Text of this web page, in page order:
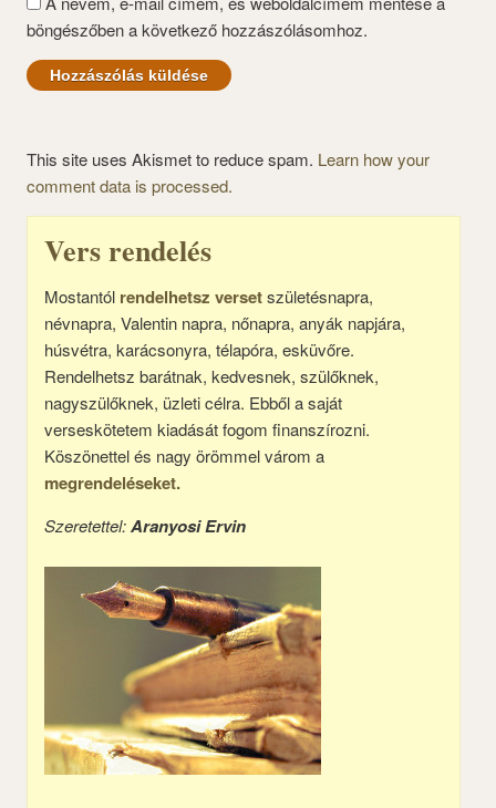
böngészőben a következő hozzászólásomhoz.
This site uses Akismet to reduce spam. Learn how your
comment data is processed.
Vers rendelés
Mostantól rendelhetsz versetszületésnapra,
névnapra, Valentin napra, nőnapra, anyák napjára,
húsvétra, karácsonyra, télapóra, esküvőre.
Rendelhetsz barátnak, kedvesnek, szülőknek,
nagyszülőknek, üzleti célra. Ebből a saját
verseskötetem kiadását fogom finanszírozni.
Köszönettel és nagy örömmel várom a
megrendeléseket.
Szeretettel:Aranyosi Ervin